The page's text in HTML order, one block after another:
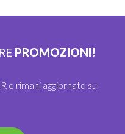
PROMOZIONI!
e rimani aggiornato su